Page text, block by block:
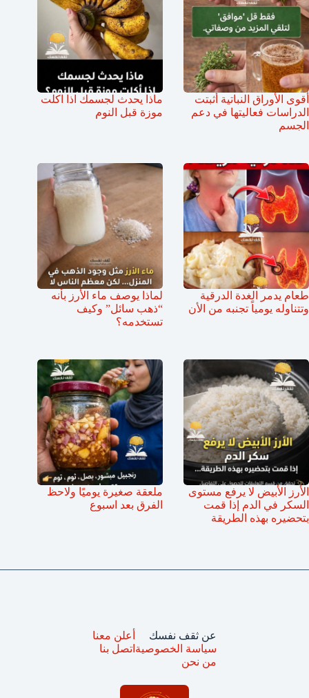
أقوى الأوراق النباتية أثبتت
الدراسات فعاليتها في دعم
الجسم
ماذا يحدث لجسمك اذا اكلت
موزة قبل النوم
طعام يدمر الغدة الدرقية
وتتناوله يومياً تجنبه من الأن
لماذا يوصف ماء الأرز بأنه
“ذهب سائل” وكيف
تستخدمه؟
الأرز الأبيض لا يرفع مستوى
السكر في الدم إذا قمت
بتحضيره بهذه الطريقة
ملعقة صغيرة يوميًا ولاحظ
الفرق بعد اسبوع
عن ثقف نفسك
سياسة الخصوصية
من نحن
أعلن معنا
اتصل بنا